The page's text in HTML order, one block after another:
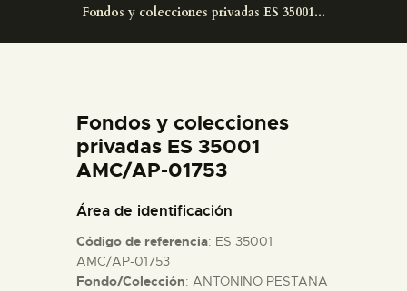
Fondos y colecciones privadas ES 35001...
ESPAÑOL
ACTIVIDADES
Fondos y colecciones
privadas ES 35001
AMC/AP-01753
Área de identificación
Código de referencia: ES 35001
AMC/AP-01753
Fondo/Colección: ANTONINO PESTANA